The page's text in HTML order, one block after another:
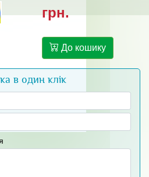
грн.
До кошику
в один клік